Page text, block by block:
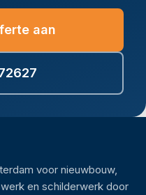
aan
voor nieuwbouw,
en schilderwerk door